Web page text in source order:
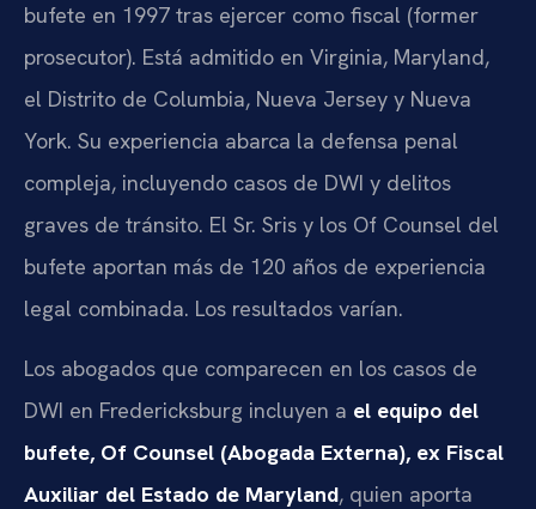
bufete en 1997 tras ejercer como fiscal (former
prosecutor). Está admitido en Virginia, Maryland,
el Distrito de Columbia, Nueva Jersey y Nueva
York. Su experiencia abarca la defensa penal
compleja, incluyendo casos de DWI y delitos
graves de tránsito. El Sr. Sris y los Of Counsel del
bufete aportan más de 120 años de experiencia
legal combinada. Los resultados varían.
Los abogados que comparecen en los casos de
DWI en Fredericksburg incluyen a el equipo del
bufete, Of Counsel (Abogada Externa), ex Fiscal
Auxiliar del Estado de Maryland, quien aporta